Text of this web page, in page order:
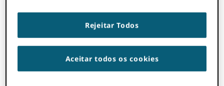
Rejeitar Todos
Aceitar todos os cookies